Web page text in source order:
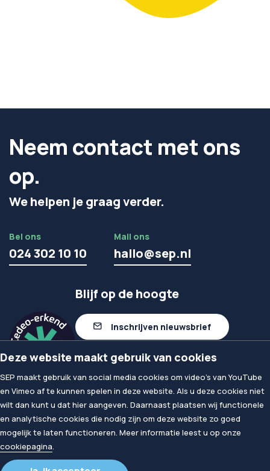
Neem contact met ons
op.
We helpen je graag verder.
Bel ons
024 302 10 10
Mail ons
hallo@sep.nl
Blijf op de hoogte
Inschrijven nieuwsbrief
Volg ons op linkedIn
© 2026SEP
Algemene voorwaarden
Proclaimer
Deze website maakt gebruik van cookies
SEP maakt gebruik van social media cookies om video's van YouTube
en Vimeo af te kunnen spelen in deze website. Als u deze cookies niet
wilt dan kunt u dat hier aangeven. Daarnaast plaatsen wij functionele
en analytische cookies die nodig zijn om deze website zo goed
mogelijk te laten functioneren. Meer informatie leest u op onze
cookiepagina.